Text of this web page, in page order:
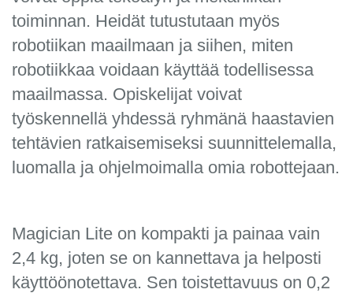
toiminnan. Heidät tutustutaan myös
robotiikan maailmaan ja siihen, miten
robotiikkaa voidaan käyttää todellisessa
maailmassa. Opiskelijat voivat
työskennellä yhdessä ryhmänä haastavien
tehtävien ratkaisemiseksi suunnittelemalla,
luomalla ja ohjelmoimalla omia robottejaan.
Magician Lite on kompakti ja painaa vain
2,4 kg, joten se on kannettava ja helposti
käyttöönotettava. Sen toistettavuus on 0,2